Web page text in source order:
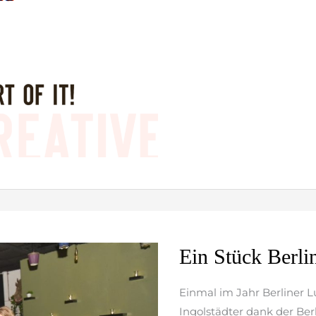
Ein Stück
Einmal im Jahr Berliner
Ingolstädter dank der
Ein
Berlin
in